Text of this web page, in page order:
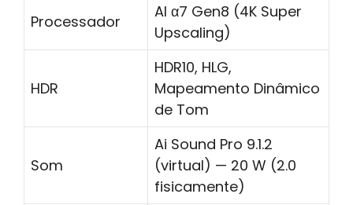
Processador
AI α7 Gen8 (4K Super
Upscaling)
HDR
HDR10, HLG,
Mapeamento Dinâmico
de Tom
Som
Ai Sound Pro 9.1.2
(virtual) — 20 W (2.0
fisicamente)